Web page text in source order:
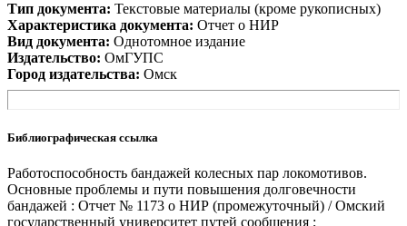
Тип документа: Текстовые материалы (кроме рукописных)
Характеристика документа: Отчет о НИР
Вид документа: Однотомное издание
Издательство: ОмГУПС
Город издательства: Омск
Библиографическая ссылка
Работоспособность бандажей колесных пар локомотивов.
Основные проблемы и пути повышения долговечности
бандажей : Отчет № 1173 о НИР (промежуточный) / Омский
государственный университет путей сообщения ;